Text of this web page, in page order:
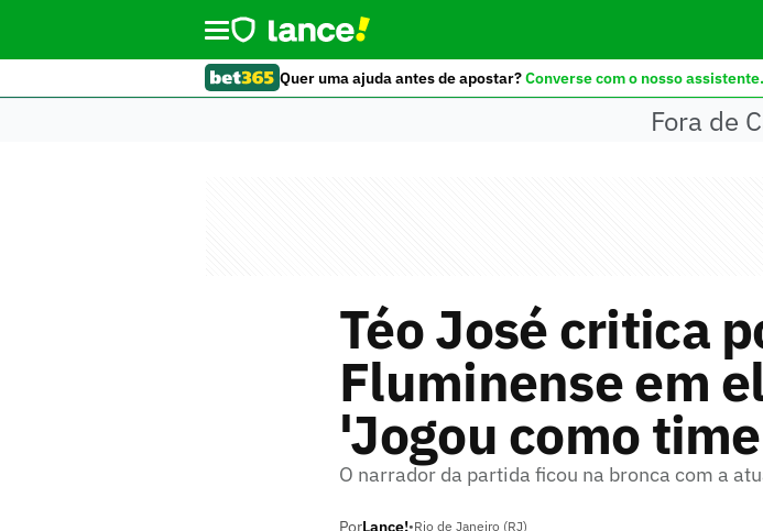
Quer uma ajuda antes de apostar?Converse com o nosso assistente.
Fora de
Téo José critica
Fluminense em
'Jogou como
O narrador da partida ficou na bronca com a
PorLance!•Rio de Janeiro (RJ)